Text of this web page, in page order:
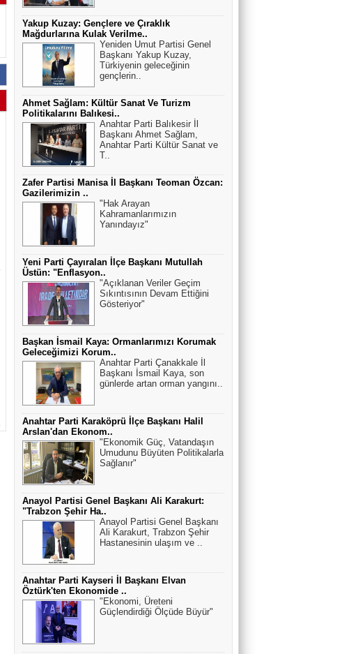
Yakup Kuzay: Gençlere ve Çıraklık
Mağdurlarına Kulak Verilme..
Yeniden Umut Partisi Genel
Başkanı Yakup Kuzay,
Türkiyenin geleceğinin
gençlerin..
Ahmet Sağlam: Kültür Sanat Ve Turizm
Politikalarını Balıkesi..
Anahtar Parti Balıkesir İl
Başkanı Ahmet Sağlam,
Anahtar Parti Kültür Sanat ve
T..
Zafer Partisi Manisa İl Başkanı Teoman Özcan:
Gazilerimizin ..
"Hak Arayan
Kahramanlarımızın
Yanındayız"
Yeni Parti Çayıralan İlçe Başkanı Mutullah
Üstün: "Enflasyon..
"Açıklanan Veriler Geçim
Sıkıntısının Devam Ettiğini
Gösteriyor"
Başkan İsmail Kaya: Ormanlarımızı Korumak
Geleceğimizi Korum..
Anahtar Parti Çanakkale İl
Başkanı İsmail Kaya, son
günlerde artan orman yangını..
Anahtar Parti Karaköprü İlçe Başkanı Halil
Arslan'dan Ekonom..
"Ekonomik Güç, Vatandaşın
Umudunu Büyüten Politikalarla
Sağlanır"
Anayol Partisi Genel Başkanı Ali Karakurt:
"Trabzon Şehir Ha..
Anayol Partisi Genel Başkanı
Ali Karakurt, Trabzon Şehir
Hastanesinin ulaşım ve ..
Anahtar Parti Kayseri İl Başkanı Elvan
Öztürk'ten Ekonomide ..
"Ekonomi, Üreteni
Güçlendirdiği Ölçüde Büyür"